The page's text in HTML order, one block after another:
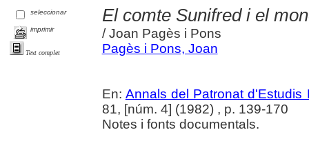
seleccionar
imprimir
Text complet
El comte Sunifred i el
/ Joan Pagès i Pons
Pagès i Pons, Joan
En: Annals del Patronat d'Estudis
81, [núm. 4] (1982) , p. 139-170
Notes i fonts documentals.